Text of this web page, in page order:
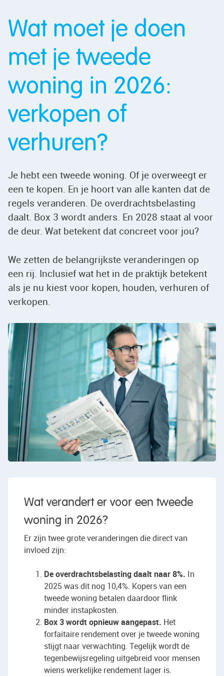
Wat moet je doen
met je tweede
woning in 2026:
verkopen of
verhuren?
Je hebt een tweede woning. Of je overweegt er
een te kopen. En je hoort van alle kanten dat de
regels veranderen. De overdrachtsbelasting
daalt. Box 3 wordt anders. En 2028 staat al voor
de deur. Wat betekent dat concreet voor jou?
We zetten de belangrijkste veranderingen op
een rij. Inclusief wat het in de praktijk betekent
als je nu kiest voor kopen, houden, verhuren of
verkopen.
Wat verandert er voor een tweede
woning in 2026?
Er zijn twee grote veranderingen die direct van
invloed zijn:
De overdrachtsbelasting daalt naar 8%. In
2025 was dit nog 10,4%. Kopers van een
tweede woning betalen daardoor flink
minder instapkosten.
Box 3 wordt opnieuw aangepast. Het
forfaitaire rendement over je tweede woning
stijgt naar verwachting. Tegelijk wordt de
tegenbewijsregeling uitgebreid voor mensen
wiens werkelijke rendement lager is.